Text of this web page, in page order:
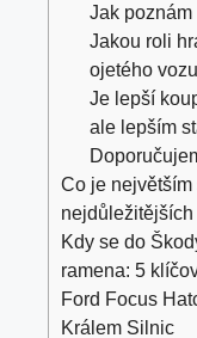
Jak
Jakou roli
ojetého
Je lepší
ale lepším
Co je
Kdy se do
ramena: 5
Ford Focus
Králem Silnic